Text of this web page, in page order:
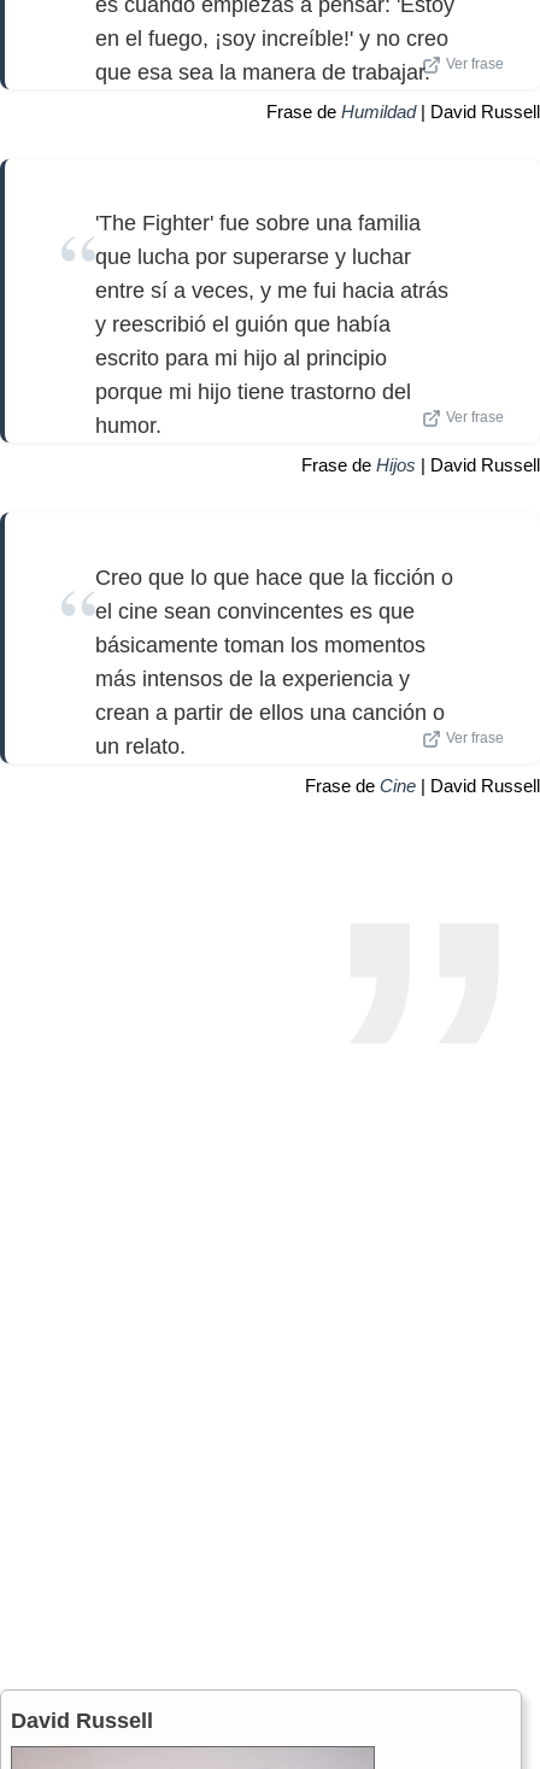
en el fuego, ¡soy increíble!' y no creo
que esa sea la manera de trabajar.
Ver frase
Frase de Humildad| David Russell
'The Fighter' fue sobre una familia
que lucha por superarse y luchar
entre sí a veces, y me fui hacia atrás
y reescribió el guión que había
escrito para mi hijo al principio
porque mi hijo tiene trastorno del
humor.
Ver frase
Frase de Hijos | David Russell
Creo que lo que hace que la ficción o
el cine sean convincentes es que
básicamente toman los momentos
más intensos de la experiencia y
crean a partir de ellos una canción o
un relato.
Ver frase
Frase de Cine | David Russell
David Russell